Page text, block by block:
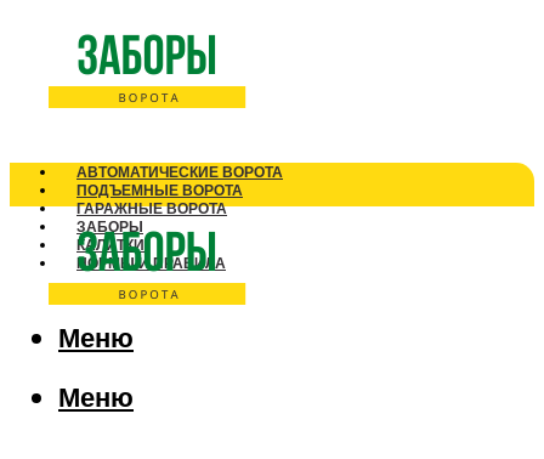
АВТОМАТИЧЕСКИЕ ВОРОТА
ПОДЪЕМНЫЕ ВОРОТА
ГАРАЖНЫЕ ВОРОТА
ЗАБОРЫ
КАЛИТКИ
НОРМЫ И ПРАВИЛА
Меню
Меню